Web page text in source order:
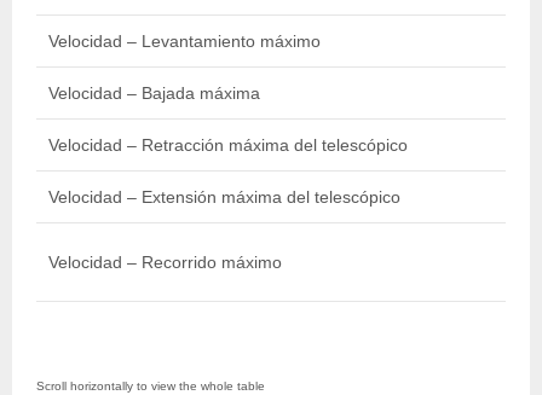
Velocidad – Levantamiento máximo
Velocidad – Bajada máxima
Velocidad – Retracción máxima del telescópico
Velocidad – Extensión máxima del telescópico
Velocidad – Recorrido máximo